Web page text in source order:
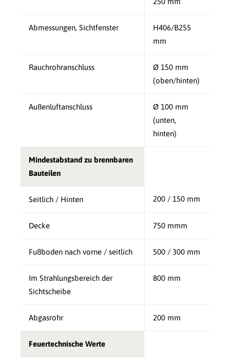
Abmessungen, Sichtfenster
H406/B255
mm
Rauchrohranschluss
Ø 150 mm
(oben/hinten)
Außenluftanschluss
Ø 100 mm
(unten,
hinten)
Mindestabstand zu brennbaren
Bauteilen
Seitlich / Hinten 200 / 150 mm
Decke 750 mmm
Fußboden nach vorne / seitlich 500 / 300 mm
Im Strahlungsbereich der
Sichtscheibe
800 mm
Abgasrohr 200 mm
Feuertechnische Werte